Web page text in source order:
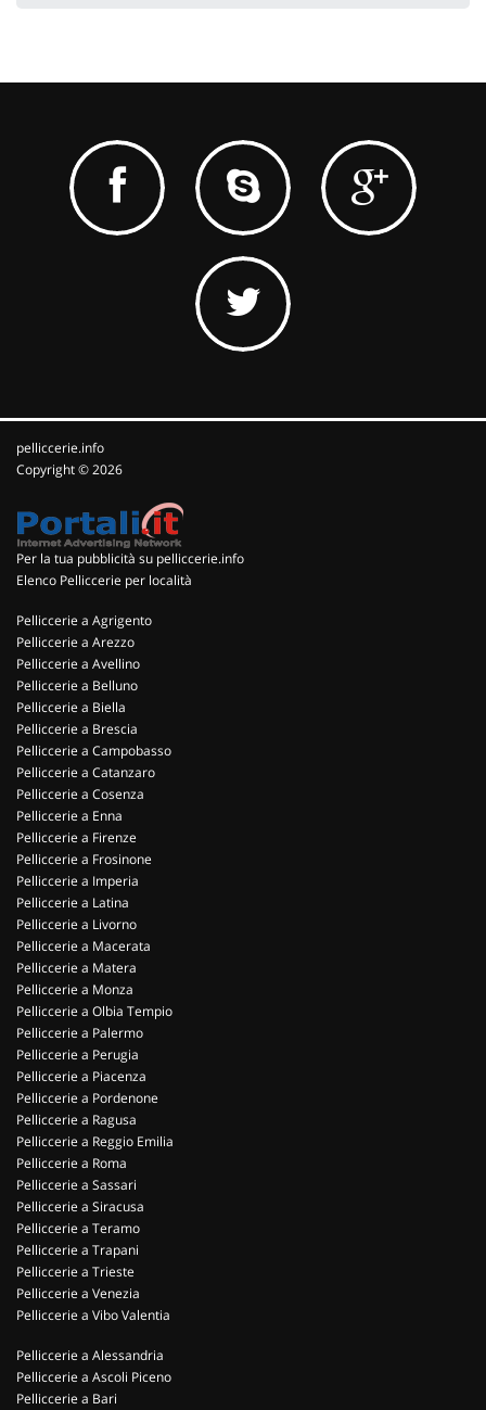
pelliccerie.info
Copyright © 2026
Per la tua pubblicità su pelliccerie.info
Elenco Pelliccerie per località
Pelliccerie a Agrigento
Pelliccerie a Arezzo
Pelliccerie a Avellino
Pelliccerie a Belluno
Pelliccerie a Biella
Pelliccerie a Brescia
Pelliccerie a Campobasso
Pelliccerie a Catanzaro
Pelliccerie a Cosenza
Pelliccerie a Enna
Pelliccerie a Firenze
Pelliccerie a Frosinone
Pelliccerie a Imperia
Pelliccerie a Latina
Pelliccerie a Livorno
Pelliccerie a Macerata
Pelliccerie a Matera
Pelliccerie a Monza
Pelliccerie a Olbia Tempio
Pelliccerie a Palermo
Pelliccerie a Perugia
Pelliccerie a Piacenza
Pelliccerie a Pordenone
Pelliccerie a Ragusa
Pelliccerie a Reggio Emilia
Pelliccerie a Roma
Pelliccerie a Sassari
Pelliccerie a Siracusa
Pelliccerie a Teramo
Pelliccerie a Trapani
Pelliccerie a Trieste
Pelliccerie a Venezia
Pelliccerie a Vibo Valentia
Pelliccerie a Alessandria
Pelliccerie a Ascoli Piceno
Pelliccerie a Bari